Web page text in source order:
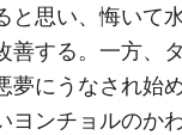
と思い、悔いて
善する。一方、
夢にうなされ始
ヨンチョルのか